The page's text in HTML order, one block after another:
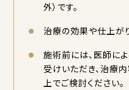
外）です。
治療の効果や仕上が
施術前には、医師に
受けいただき、治療
上でご検討ください。